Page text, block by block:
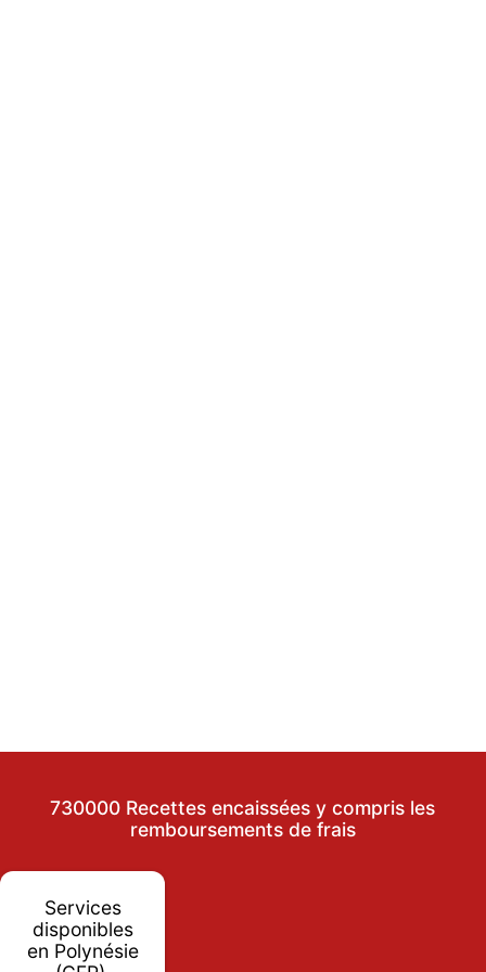
730000 Recettes encaissées y compris les
remboursements de frais
Services
disponibles
en Polynésie